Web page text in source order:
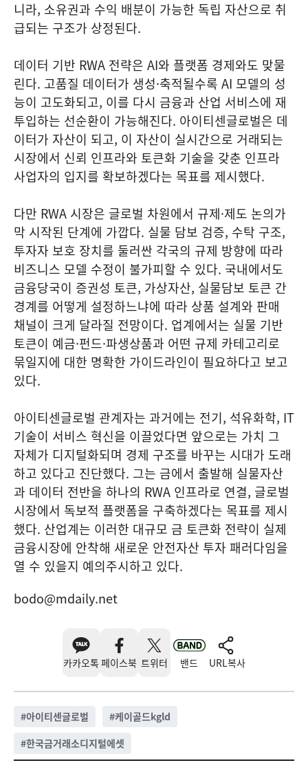
니라, 소유권과 수익 배분이 가능한 독립 자산으로 취
급되는 구조가 상정된다.
데이터 기반 RWA 전략은 AI와 플랫폼 경제와도 맞물
린다. 고품질 데이터가 생성·축적될수록 AI 모델의 성
능이 고도화되고, 이를 다시 금융과 산업 서비스에 재
투입하는 선순환이 가능해진다. 아이티센글로벌은 데
이터가 자산이 되고, 이 자산이 실시간으로 거래되는
시장에서 신뢰 인프라와 토큰화 기술을 갖춘 인프라
사업자의 입지를 확보하겠다는 목표를 제시했다.
다만 RWA 시장은 글로벌 차원에서 규제·제도 논의가
막 시작된 단계에 가깝다. 실물 담보 검증, 수탁 구조,
투자자 보호 장치를 둘러싼 각국의 규제 방향에 따라
비즈니스 모델 수정이 불가피할 수 있다. 국내에서도
금융당국이 증권성 토큰, 가상자산, 실물담보 토큰 간
경계를 어떻게 설정하느냐에 따라 상품 설계와 판매
채널이 크게 달라질 전망이다. 업계에서는 실물 기반
토큰이 예금·펀드·파생상품과 어떤 규제 카테고리로
묶일지에 대한 명확한 가이드라인이 필요하다고 보고
있다.
아이티센글로벌 관계자는 과거에는 전기, 석유화학, IT
기술이 서비스 혁신을 이끌었다면 앞으로는 가치 그
자체가 디지털화되며 경제 구조를 바꾸는 시대가 도래
하고 있다고 진단했다. 그는 금에서 출발해 실물자산
과 데이터 전반을 하나의 RWA 인프라로 연결, 글로벌
시장에서 독보적 플랫폼을 구축하겠다는 목표를 제시
했다. 산업계는 이러한 대규모 금 토큰화 전략이 실제
금융시장에 안착해 새로운 안전자산 투자 패러다임을
열 수 있을지 예의주시하고 있다.
bodo@mdaily.net
카카오톡 페이스북 트위터 밴드 URL복사
#아이티센글로벌 #케이골드kgld
#한국금거래소디지털에셋